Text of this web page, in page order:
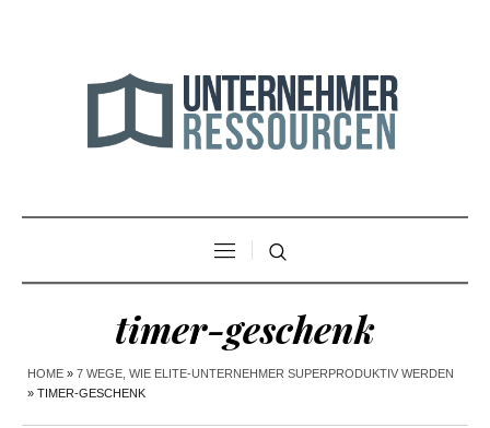
timer-geschenk
HOME » 7 WEGE, WIE ELITE-UNTERNEHMER SUPERPRODUKTIV WERDEN
» TIMER-GESCHENK